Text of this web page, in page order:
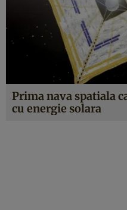
Prima nava spatiala
cu energie solara